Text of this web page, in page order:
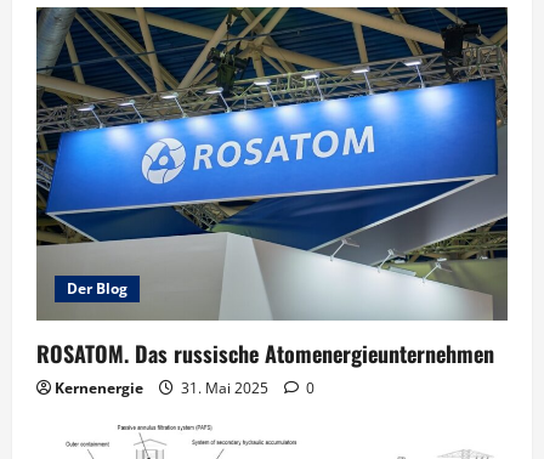
Der Blog
ROSATOM. Das russische Atomenergieunternehmen
Kernenergie 31. Mai 2025 0